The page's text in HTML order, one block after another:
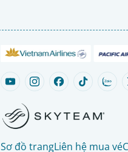
Sơ đồ trangLiên hệ mua vé